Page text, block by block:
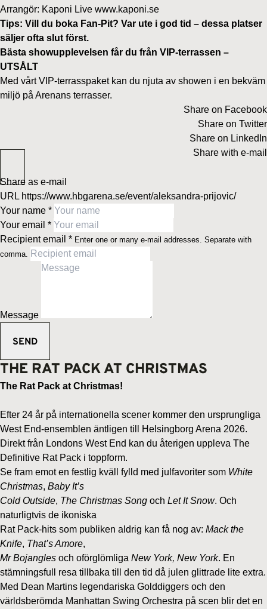
Arrangör: Kaponi Live www.kaponi.se
Tips: Vill du boka Fan‑Pit? Var ute i god tid – dessa platser
säljer ofta slut först.
Bästa showupplevelsen får du från VIP-terrassen –
UTSÅLT
Med vårt VIP-terrasspaket kan du njuta av showen i en bekväm
miljö på Arenans terrasser.
Share on Facebook
Share on Twitter
Share on LinkedIn
Share with e-mail
Share as e-mail
URL https://www.hbgarena.se/event/aleksandra-prijovic/
Your name *
Your email *
Recipient email * Enter one or many e-mail addresses. Separate with
comma.
Message
THE RAT PACK AT CHRISTMAS
The Rat Pack at Christmas!
Efter 24 år på internationella scener kommer den ursprungliga
West End-ensemblen äntligen till Helsingborg Arena 2026.
Direkt från Londons West End kan du återigen uppleva The
Definitive Rat Pack i toppform.
Se fram emot en festlig kväll fylld med julfavoriter som White
Christmas, Baby It’s
Cold Outside, The Christmas Song och Let It Snow. Och
naturligtvis de ikoniska
Rat Pack-hits som publiken aldrig kan få nog av: Mack the
Knife, That’s Amore,
Mr Bojangles och oförglömliga New York, New York. En
stämningsfull resa tillbaka till den tid då julen glittrade lite extra.
Med Dean Martins legendariska Golddiggers och den
världsberömda Manhattan Swing Orchestra på scen blir det en